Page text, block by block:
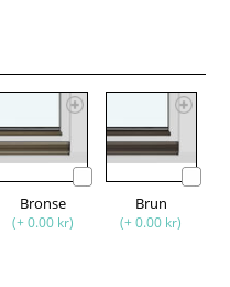
Bronse
(+ 0.00 kr)
Brun
(+ 0.00 kr)